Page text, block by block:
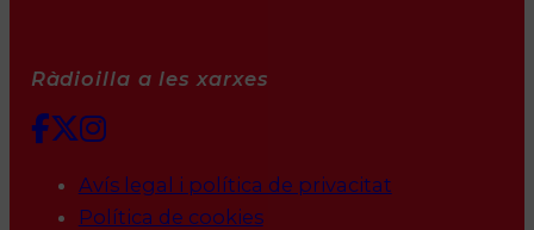
Ràdioilla a les xarxes
Avís legal i política de privacitat
Política de cookies